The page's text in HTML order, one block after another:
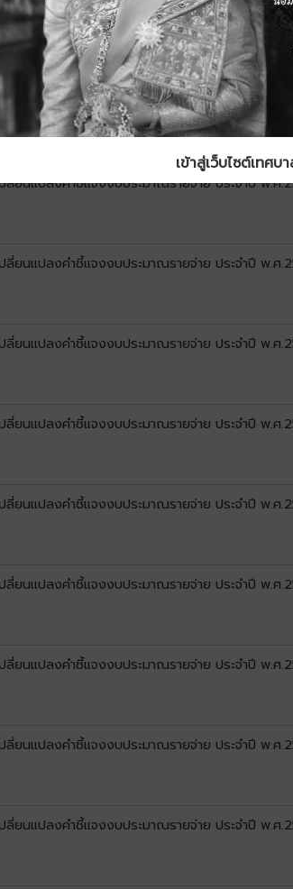
ะจำปีอื่นๆ
ปลี่ยนแปลงคำชี้แจงงบประมาณรายจ่าย ประจำปี พ.ศ
ปลี่ยนแปลงคำชี้แจงงบประมาณรายจ่าย ประจำปี พ.ศ
ปลี่ยนแปลงคำชี้แจงงบประมาณรายจ่าย ประจำปี พ.ศ
ปลี่ยนแปลงคำชี้แจงงบประมาณรายจ่าย ประจำปี พ.ศ
ปลี่ยนแปลงคำชี้แจงงบประมาณรายจ่าย ประจำปี พ.ศ
ปลี่ยนแปลงคำชี้แจงงบประมาณรายจ่าย ประจำปี พ.ศ
ปลี่ยนแปลงคำชี้แจงงบประมาณรายจ่าย ประจำปี พ.ศ
ปลี่ยนแปลงคำชี้แจงงบประมาณรายจ่าย ประจำปี พ.ศ
ปลี่ยนแปลงคำชี้แจงงบประมาณรายจ่าย ประจำปี พ.ศ
ปลี่ยนแปลงคำชี้แจงงบประมาณรายจ่าย ประจำปี พ.ศ
เข้าสู่เว็บไซต์เทศบ